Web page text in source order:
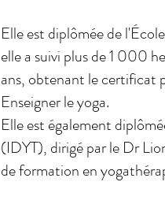
Elle est diplômée de
elle a suivi plus de 1 000
ans, obtenant le certificat
Enseigner le yoga.
Elle est également
(IDYT), dirigé par le Dr
de formation en